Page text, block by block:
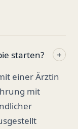
starten?
+
einer Ärztin
mit